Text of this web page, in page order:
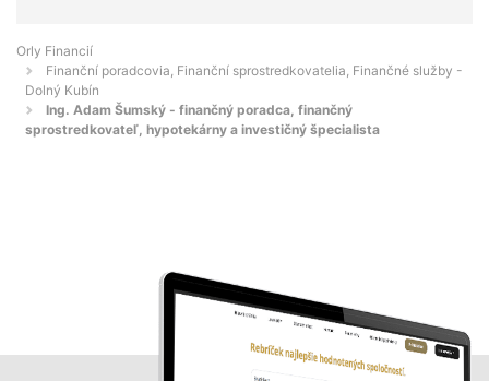
Orly Financií
Finanční poradcovia, Finanční sprostredkovatelia, Finančné služby -
Dolný Kubín
Ing. Adam Šumský - finančný poradca, finančný
sprostredkovateľ, hypotekárny a investičný špecialista